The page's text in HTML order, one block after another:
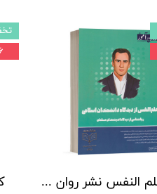
کتاب علم النفس نشر روان آموز مجمدعلی خالق پور